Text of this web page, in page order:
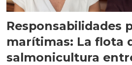
Responsabilidades
marítimas: La flota
salmonicultura